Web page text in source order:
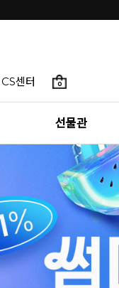
CS센터 0
선물관